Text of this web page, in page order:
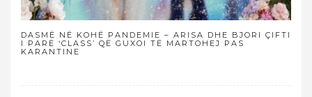
DASMË NË KOHË PANDEMIE – ARISA DHE BJORI ÇIFTI
I PARË ‘CLASS’ QË GUXOI TË MARTOHEJ PAS
KARANTINE